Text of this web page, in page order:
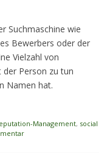
Suchmaschine wie
Bewerbers oder der
Vielzahl von
Person zu tun
Namen hat.
Management, social